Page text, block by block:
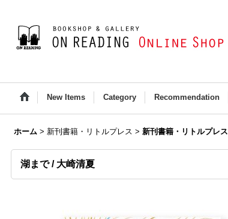
New Items Category Recommendation
ホーム > 新刊書籍・リトルプレス > 新刊書籍・リトルプレス
湖まで / 大崎清夏